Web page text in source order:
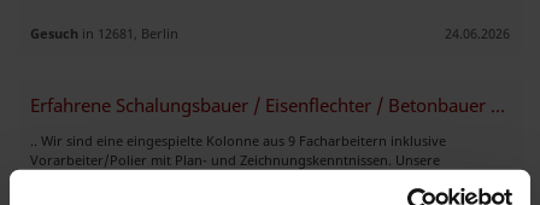
Gesuch in 12681, Berlin 24.06.2026
Erfahrene Schalungsbauer / Eisenflechter / Betonbauer – Kolonne mit 8
.. Wir sind eine eingespielte Kolonne aus 9 Facharbeitern inklusive
Vorarbeiter/Polier mit Plan- und Zeichnungskenntnissen. Unsere